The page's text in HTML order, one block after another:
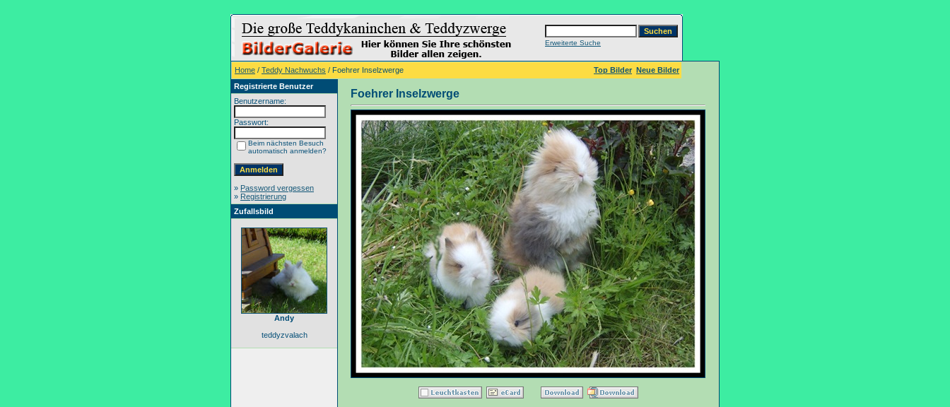
Erweiterte Suche
Home / Teddy Nachwuchs / Foehrer Inselzwerge Top Bilder Neue Bilder
Registrierte Benutzer
Benutzername:
Passwort:
Beim nächsten Besuch
automatisch anmelden?
» Password vergessen
» Registrierung
Zufallsbild
Andy
teddyzvalach
Foehrer Inselzwerge